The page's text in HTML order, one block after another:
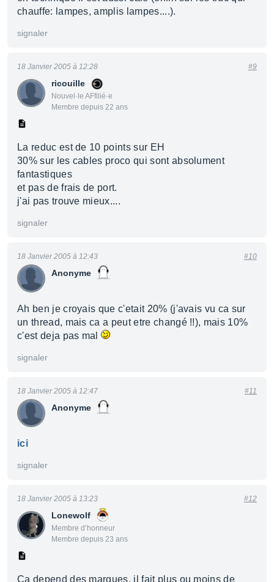
chauffe: lampes, amplis lampes....).
signaler
ricouille
Nouvel·le AFfilié·e
Membre depuis 22 ans
18 Janvier 2005 à 12:28 #9
La reduc est de 10 points sur EH
30% sur les cables proco qui sont absolument
fantastiques
et pas de frais de port.
j'ai pas trouve mieux....
signaler
Anonyme
18 Janvier 2005 à 12:43 #10
Ah ben je croyais que c'etait 20% (j'avais vu ca sur
un thread, mais ca a peut etre changé !!), mais 10%
c'est deja pas mal
signaler
Anonyme
18 Janvier 2005 à 12:47 #11
ici
signaler
Lonewolf
Membre d’honneur
Membre depuis 23 ans
18 Janvier 2005 à 13:23 #12
Ca depend des marques, il fait plus ou moins de